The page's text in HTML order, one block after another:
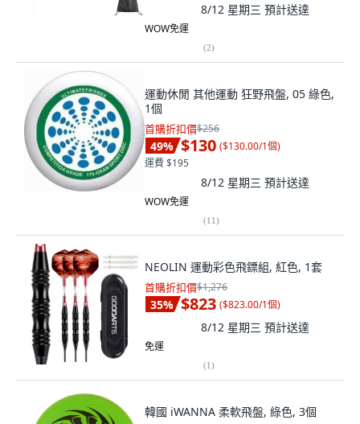
8/12 星期三 預計送達
WOW免運
(2)
運動休閒 其他運動 狂野飛盤, 05 綠色,
1個
首購折扣價$256
49% $130 ($130.00/1個)
運費 $195
8/12 星期三 預計送達
WOW免運
(11)
NEOLIN 運動彩色飛鏢組, 紅色, 1套
首購折扣價$1,276
35% $823 ($823.00/1個)
8/12 星期三 預計送達
免運
(1)
韓國 iWANNA 柔軟飛盤, 綠色, 3個